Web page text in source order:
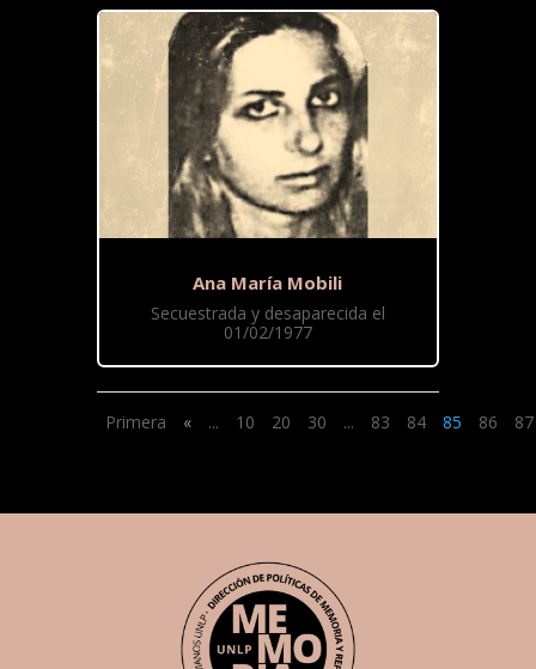
Ana María Mobili
Secuestrada y desaparecida el
01/02/1977
Primera « ... 10 20 30 ... 83 84 85 86 87